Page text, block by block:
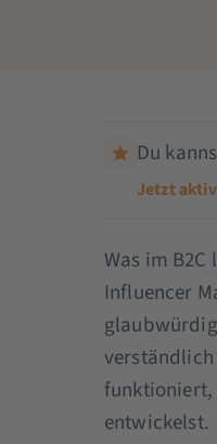
Du
Jetzt
Was im
Influencer
funktioniert,
entwickelst.